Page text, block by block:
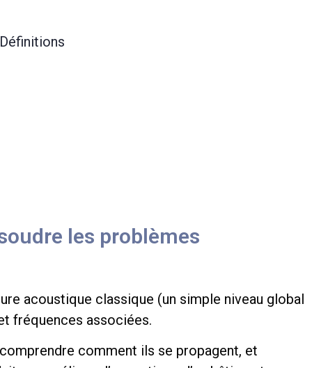
les problèmes
acoustique classique (un simple niveau global
fréquences associées.
comment ils se propagent, et